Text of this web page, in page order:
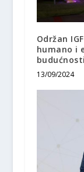
Održan
humano i
budućnosti
13/09/2024